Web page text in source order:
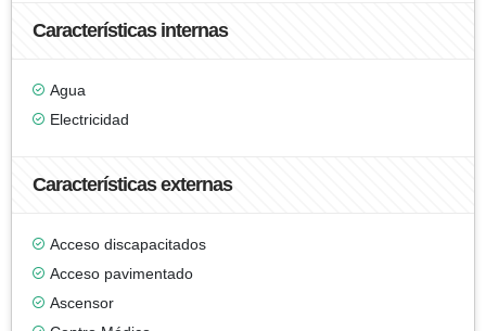
Características internas
Agua
Electricidad
Características externas
Acceso discapacitados
Acceso pavimentado
Ascensor